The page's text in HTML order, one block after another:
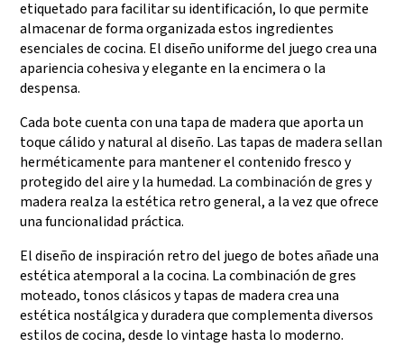
etiquetado para facilitar su identificación, lo que permite
almacenar de forma organizada estos ingredientes
esenciales de cocina. El diseño uniforme del juego crea una
apariencia cohesiva y elegante en la encimera o la
despensa.
Cada bote cuenta con una tapa de madera que aporta un
toque cálido y natural al diseño. Las tapas de madera sellan
herméticamente para mantener el contenido fresco y
protegido del aire y la humedad. La combinación de gres y
madera realza la estética retro general, a la vez que ofrece
una funcionalidad práctica.
El diseño de inspiración retro del juego de botes añade una
estética atemporal a la cocina. La combinación de gres
moteado, tonos clásicos y tapas de madera crea una
estética nostálgica y duradera que complementa diversos
estilos de cocina, desde lo vintage hasta lo moderno.